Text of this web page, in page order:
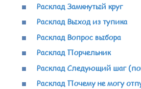
Расклад Замкнутый круг
Расклад Выход из тупика
Расклад Вопрос выбора
Расклад Порчельник
Расклад Следующий шаг
Расклад Почему не могу